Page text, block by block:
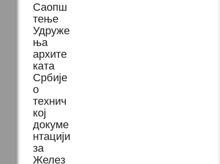
Саопш
тење
Удруже
ња
архите
ката
Србије
о
технич
кој
докуме
нтацији
за
Желез